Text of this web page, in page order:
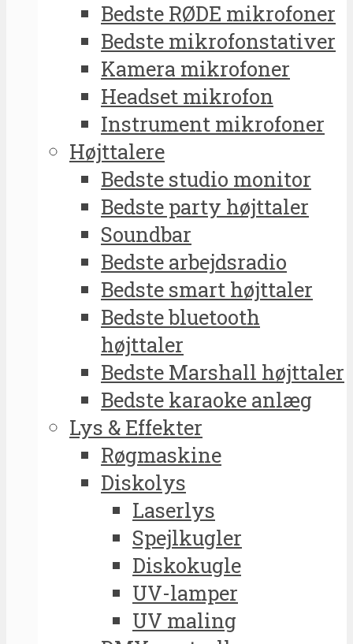
Bedste RØDE mikrofoner
Bedste mikrofonstativer
Kamera mikrofoner
Headset mikrofon
Instrument mikrofoner
Højttalere
Bedste studio monitor
Bedste party højttaler
Soundbar
Bedste arbejdsradio
Bedste smart højttaler
Bedste bluetooth
højttaler
Bedste Marshall højttaler
Bedste karaoke anlæg
Lys & Effekter
Røgmaskine
Diskolys
Laserlys
Spejlkugler
Diskokugle
UV-lamper
UV maling